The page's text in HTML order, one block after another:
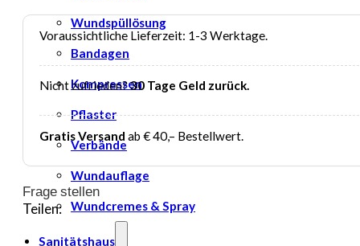
Wundspüllösung
Bandagen
Kompressen
Pflaster
Verbände
Wundauflage
Wundcremes & Spray
Sanitätshaus
Voraussichtliche Lieferzeit: 1-3 Werktage.
Nicht zufrieden?30 Tage Geld zurück.
Gratis Versand ab € 40,– Bestellwert.
Frage stellen
Teilen: